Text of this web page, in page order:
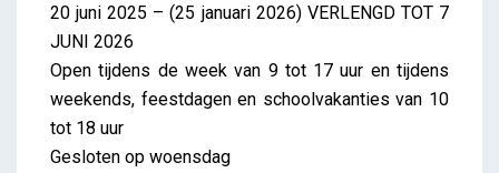
20 juni 2025 – (25 januari 2026) VERLENGD TOT 7
JUNI 2026
Open tijdens de week van 9 tot 17 uur en tijdens
weekends, feestdagen en schoolvakanties van 10
tot 18 uur
Gesloten op woensdag